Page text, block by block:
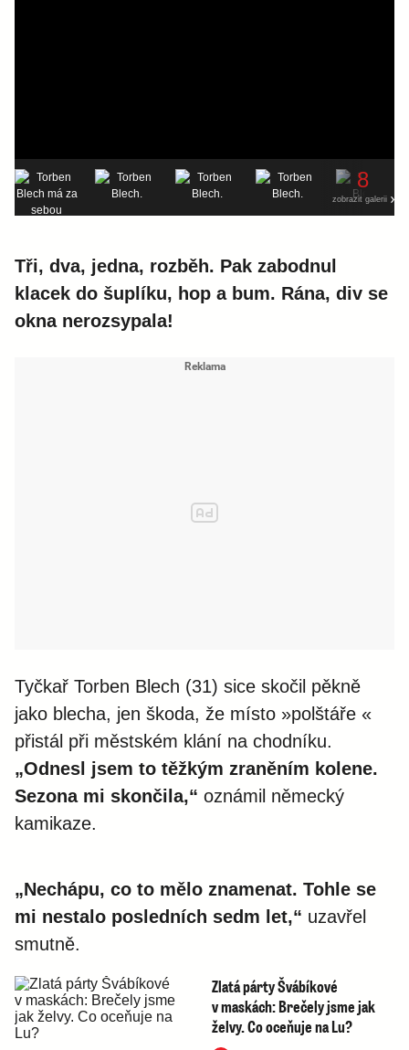
8
zobrazit galerii
Tři, dva, jedna, rozběh. Pak zabodnul
klacek do šuplíku, hop a bum. Rána, div se
okna nerozsypala!
Tyčkař Torben Blech (31) sice skočil pěkně
jako blecha, jen škoda, že místo »polštáře «
přistál při městském klání na chodníku.
„Odnesl jsem to těžkým zraněním kolene.
Sezona mi skončila,“ oznámil německý
kamikaze.
„Nechápu, co to mělo znamenat. Tohle se
mi nestalo posledních sedm let,“ uzavřel
smutně.
Zlatá párty Švábíkové
v maskách: Brečely jsme jak
želvy. Co oceňuje na Lu?